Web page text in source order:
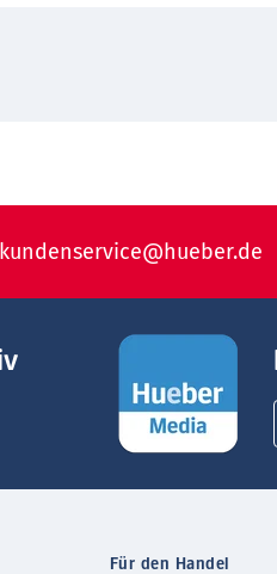
kundenservice@hueber.de
Für den Handel